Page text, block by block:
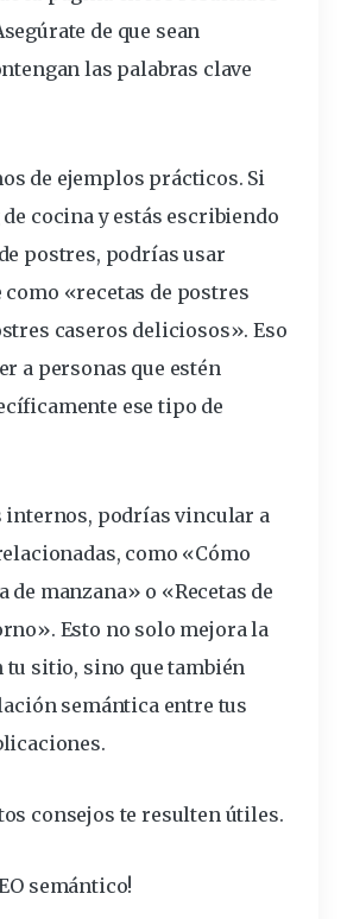
de que sean
las palabras clave
de ejemplos prácticos. Si
cocina y estás escribiendo
de postres, podrías usar
como «recetas de postres
caseros deliciosos». Eso
a personas que estén
ese tipo de
internos, podrías vincular a
como «Cómo
de manzana» o «Recetas de
Esto no solo mejora la
tu sitio, sino que también
semántica entre tus
consejos te resulten útiles.
semántico!